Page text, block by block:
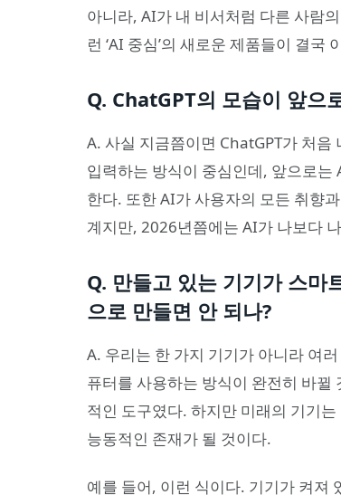
아니라, AI가 내 비서처럼 다른 사람
런 ‘AI 중심’의 새로운 제품들이 결
Q. ChatGPT의 모습이 앞으
A. 사실 지금쯤이면 ChatGPT가 처
입력하는 방식이 중심인데, 앞으로
한다. 또한 AI가 사용자의 모든 취향
계지만, 2026년쯤에는 AI가 나보다
Q. 만들고 있는 기기가 스마
으로 만들면 안 되나?
A. 우리는 한 가지 기기가 아니라 여
퓨터를 사용하는 방식이 완전히 바
적인 도구였다. 하지만 미래의 기기
능동적인 존재가 될 것이다.
예를 들어, 이런 식이다. 기기가 켜져